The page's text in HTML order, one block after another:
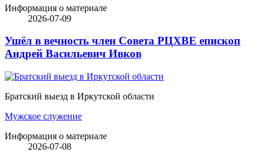
Информация о материале
2026-07-09
Ушёл в вечность член Совета РЦХВЕ епископ
Андрей Васильевич Ивков
Братский выезд в Иркутской области
Мужское служение
Информация о материале
2026-07-08